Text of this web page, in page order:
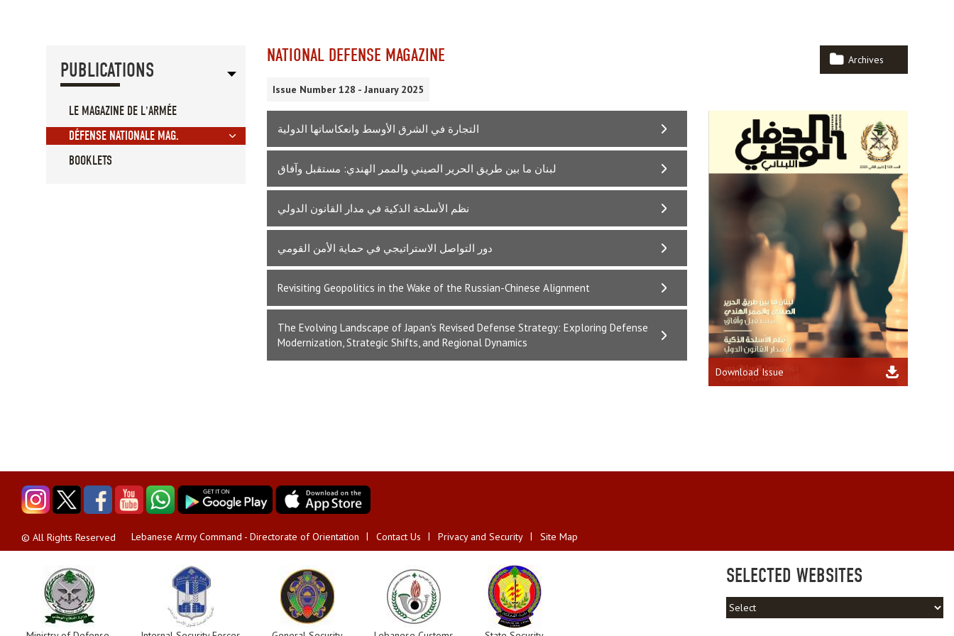
PUBLICATIONS
LE MAGAZINE DE L'ARMÉE
DÉFENSE NATIONALE MAG.
BOOKLETS
NATIONAL DEFENSE MAGAZINE Archives
Issue Number 128 - January 2025
التجارة في الشرق الأوسط وانعكاساتها الدولية
لبنان ما بين طريق الحرير الصيني والممر الهندي: مستقبل وآفاق
نظم الأسلحة الذكية في مدار القانون الدولي
دور التواصل الاستراتيجي في حماية الأمن القومي
Revisiting Geopolitics in the Wake of the Russian-Chinese Alignment
The Evolving Landscape of Japan's Revised Defense Strategy: Exploring Defense
Modernization, Strategic Shifts, and Regional Dynamics
Download Issue
© All Rights Reserved Lebanese Army Command - Directorate of Orientation Contact Us Privacy and Security Site Map
SELECTED WEBSITES